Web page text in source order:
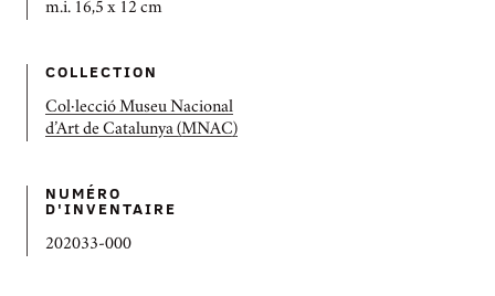
m.i. 16,5 x 12 cm
COLLECTION
Col·lecció Museu Nacional
d’Art de Catalunya (MNAC)
NUMÉRO
D'INVENTAIRE
202033-000